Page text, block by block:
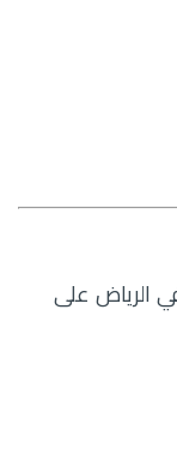
الرياض على